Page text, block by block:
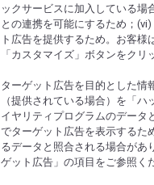
ックサービスに加入している場
との連携を可能にするため；
ト広告を提供するため。お客
「カスタマイズ」ボタンをク
ターゲット広告を目的とした情
（提供されている場合）を「
イヤリティプログラムのデータ
でターゲット広告を表示するた
るデータと照合される場合があ
ゲット広告」の項目をご参照く